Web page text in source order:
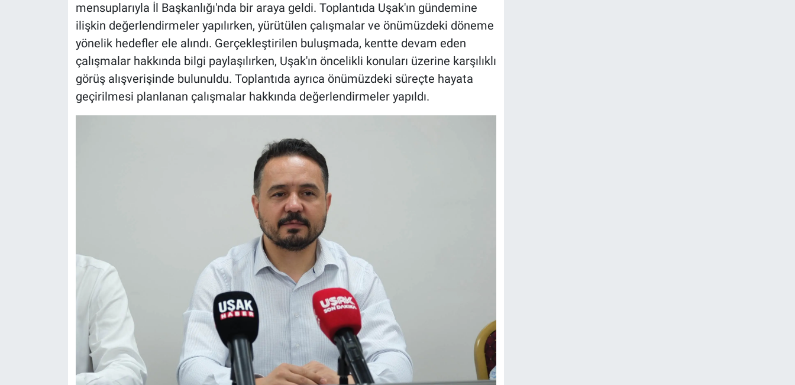
mensuplarıyla İl Başkanlığı'nda bir araya geldi. Toplantıda Uşak'ın gündemine
ilişkin değerlendirmeler yapılırken, yürütülen çalışmalar ve önümüzdeki döneme
yönelik hedefler ele alındı. Gerçekleştirilen buluşmada, kentte devam eden
çalışmalar hakkında bilgi paylaşılırken, Uşak'ın öncelikli konuları üzerine karşılıklı
görüş alışverişinde bulunuldu. Toplantıda ayrıca önümüzdeki süreçte hayata
geçirilmesi planlanan çalışmalar hakkında değerlendirmeler yapıldı.